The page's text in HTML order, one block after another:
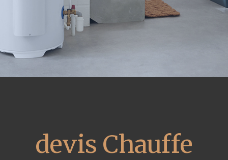
devis Chauffe